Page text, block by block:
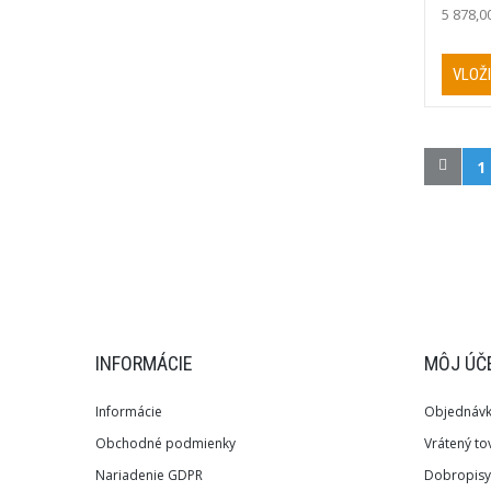
5
1
INFORMÁCIE
Informácie
Obchodné podmienky
Nariadenie GDPR
MÔJ
Vrátený
Dobropisy